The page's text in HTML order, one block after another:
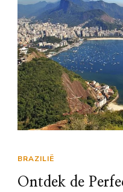
BRAZILIË
Ontdek de